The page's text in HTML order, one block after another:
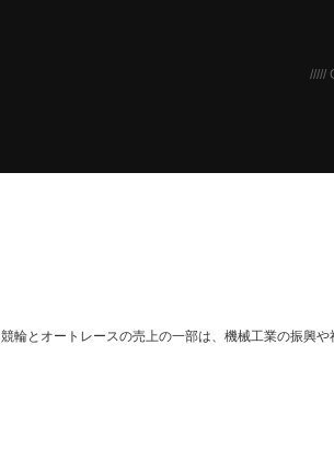
/////
競輪とオートレースの売上の一部は、 機械⼯業の振興や